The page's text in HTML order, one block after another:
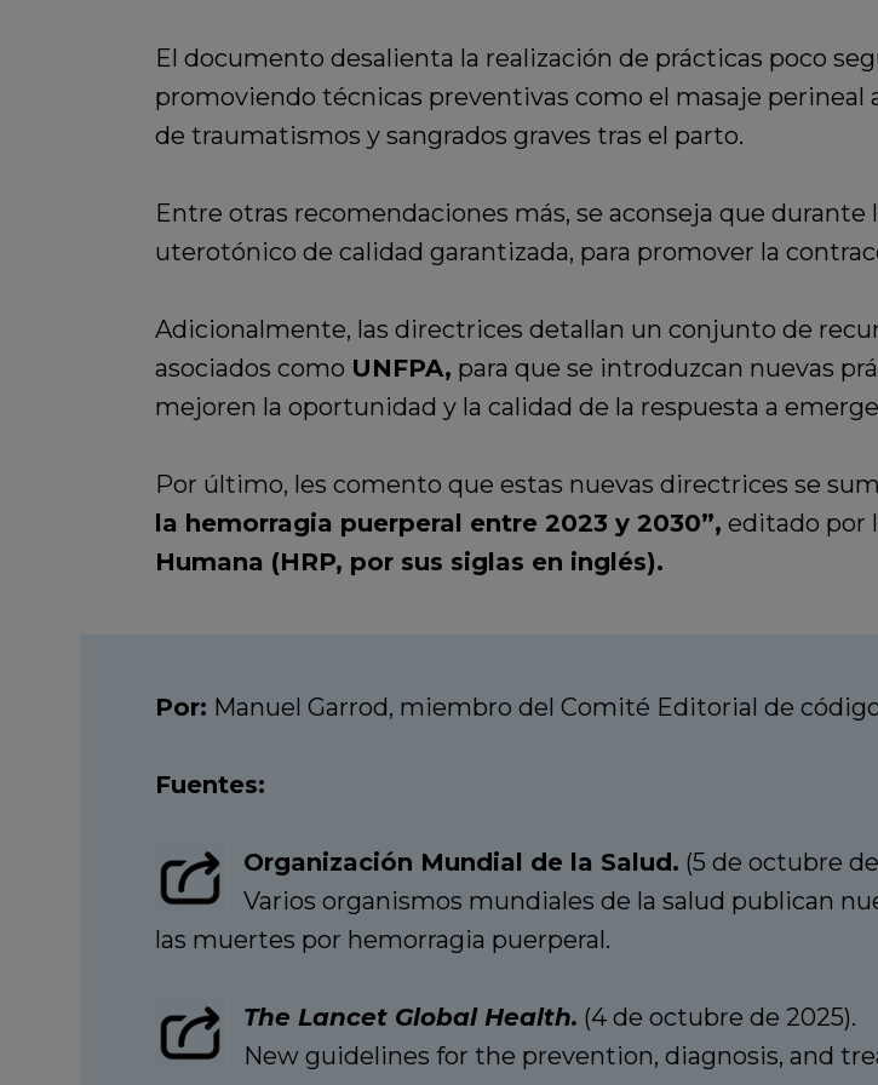
El documento desalienta la realización de prácticas poco
promoviendo técnicas preventivas como el masaje perineal
de traumatismos y sangrados graves tras el parto.
Entre otras recomendaciones más, se aconseja que
uterotónico de calidad garantizada, para promover la
Adicionalmente, las directrices detallan un conjunto de
asociados como UNFPA, para que se introduzcan nuevas
mejoren la oportunidad y la calidad de la respuesta a
Por último, les comento que estas nuevas directrices se
la hemorragia puerperal entre 2023 y 2030”, editado por
Humana (HRP, por sus siglas en inglés).
Por: Manuel Garrod, miembro del Comité Editorial de
Fuentes:
Organización Mundial de la Salud. (5 de octubre
Varios organismos mundiales de la salud publican
las muertes por hemorragia puerperal.
The Lancet Global Health. (4 de octubre de 2025).
New guidelines for the prevention, diagnosis, and